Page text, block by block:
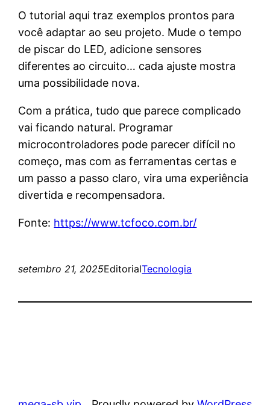
O tutorial aqui traz exemplos prontos para
você adaptar ao seu projeto. Mude o tempo
de piscar do LED, adicione sensores
diferentes ao circuito… cada ajuste mostra
uma possibilidade nova.
Com a prática, tudo que parece complicado
vai ficando natural. Programar
microcontroladores pode parecer difícil no
começo, mas com as ferramentas certas e
um passo a passo claro, vira uma experiência
divertida e recompensadora.
Fonte: https://www.tcfoco.com.br/
setembro 21, 2025EditorialTecnologia